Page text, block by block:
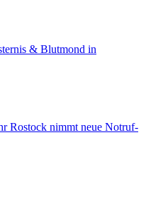
& Blutmond in
Rostock nimmt neue Notruf-